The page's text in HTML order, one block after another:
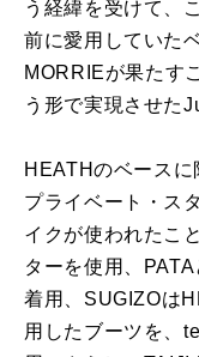
う経緯を受けて、
前に愛用していた
MORRIEが果たす
う形で実現させた
HEATHのベース
プライベート・ス
イクが使われたこ
ターを使用、
着用、SUGIZOは
用したブーツを、